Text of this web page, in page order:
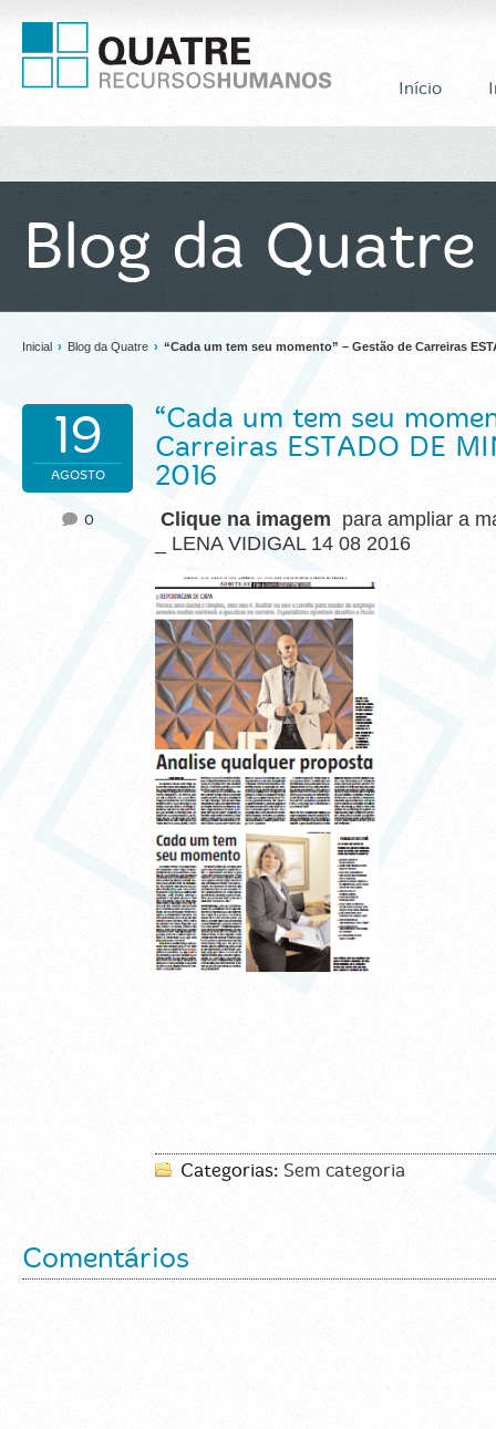
Início
Blog da Quatre
Inicial › Blog da Quatre › “Cada um tem seu momento” – Gestão de Carreiras
19
AGOSTO
0
“Cada um tem seu
Carreiras ESTADO DE
2016
Clique na imagem para ampliar a
_ LENA VIDIGAL 14 08 2016
Categorias: Sem categoria
Comentários